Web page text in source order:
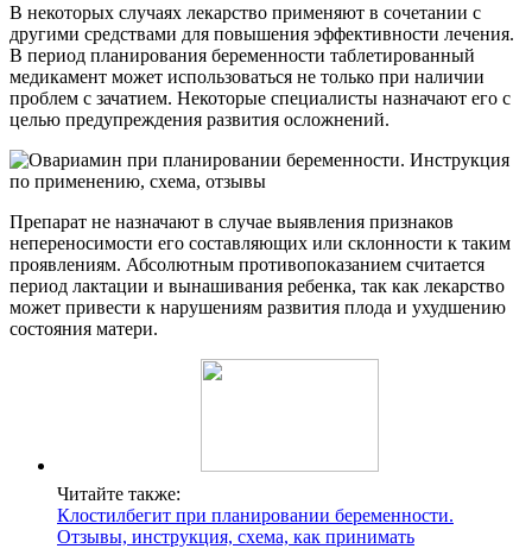
В некоторых случаях лекарство применяют в сочетании с
другими средствами для повышения эффективности лечения.
В период планирования беременности таблетированный
медикамент может использоваться не только при наличии
проблем с зачатием. Некоторые специалисты назначают его с
целью предупреждения развития осложнений.
Препарат не назначают в случае выявления признаков
непереносимости его составляющих или склонности к таким
проявлениям. Абсолютным противопоказанием считается
период лактации и вынашивания ребенка, так как лекарство
может привести к нарушениям развития плода и ухудшению
состояния матери.
Читайте также:
Клостилбегит при планировании беременности.
Отзывы, инструкция, схема, как принимать